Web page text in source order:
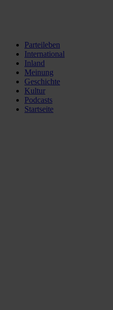
Parteileben
International
Inland
Meinung
Geschichte
Kultur
Podcasts
Startseite